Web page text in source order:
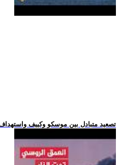
.. تصعيد متبادل بين موسكو وكييف